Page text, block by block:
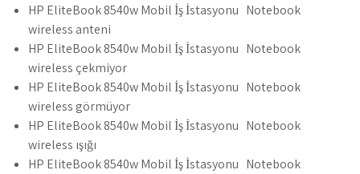
HP EliteBook 8540w Mobil İş İstasyonu Notebook
wireless anteni
HP EliteBook 8540w Mobil İş İstasyonu Notebook
wireless çekmiyor
HP EliteBook 8540w Mobil İş İstasyonu Notebook
wireless görmüyor
HP EliteBook 8540w Mobil İş İstasyonu Notebook
wireless ışığı
HP EliteBook 8540w Mobil İş İstasyonu Notebook